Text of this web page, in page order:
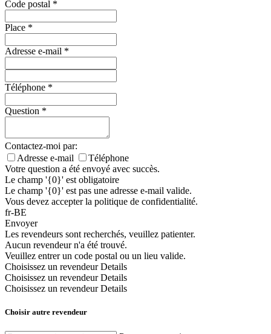
Code postal *
Place *
Adresse e-mail *
Téléphone *
Question *
Contactez-moi par:
Adresse e-mail
Téléphone
Votre question a été envoyé avec succès.
Le champ '{0}' est obligatoire
Le champ '{0}' est pas une adresse e-mail valide.
Vous devez accepter la politique de confidentialité.
fr-BE
Envoyer
Les revendeurs sont recherchés, veuillez patienter.
Aucun revendeur n'a été trouvé.
Veuillez entrer un code postal ou un lieu valide.
Choisissez un revendeur Details
Choisissez un revendeur Details
Choisissez un revendeur Details
Choisir autre revendeur